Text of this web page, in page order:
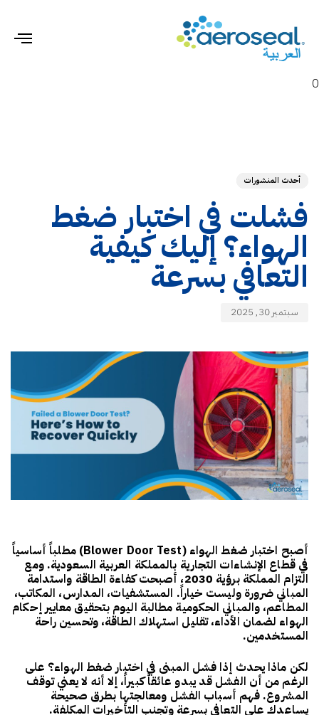
0
أحدث المنشورات
فشلت في اختبار ضغط
الهواء؟ إليك كيفية
التعافي بسرعة
سبتمبر 30, 2025
أصبح اختبار ضغط الهواء (Blower Door Test) مطلباً أساسياً
في قطاع الإنشاءات التجارية بالمملكة العربية السعودية. ومع
التزام المملكة برؤية 2030، أصبحت كفاءة الطاقة واستدامة
المباني ضرورة وليست خياراً. المستشفيات، المدارس، المكاتب،
المطاعم، والمباني الحكومية مطالبة اليوم بتحقيق معايير إحكام
الهواء لضمان الأداء، تقليل استهلاك الطاقة، وتحسين راحة
المستخدمين.
لكن ماذا يحدث إذا فشل المبنى في اختبار ضغط الهواء؟ على
الرغم من أن الفشل قد يبدو عائقاً كبيراً، إلا أنه لا يعني توقف
المشروع. فهم أسباب الفشل ومعالجتها بطرق صحيحة
يساعدك على التعافي بسرعة وتجنب التأخيرات المكلفة.